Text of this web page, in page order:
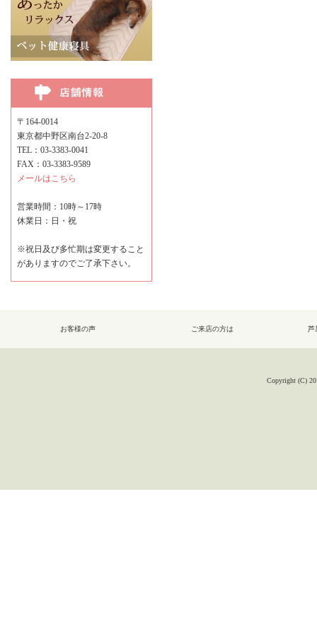
〒164-0014
東京都中野区南台2-20-8
TEL：03-3383-0041
FAX：03-3383-9589
メールはこちら
営業時間：10時～17時
休業日：日・祝
※祝日及び多忙期は変更すること
がありますのでご了承下さい。
お客様の声 ご来店の方は 芦
Copyright (C)